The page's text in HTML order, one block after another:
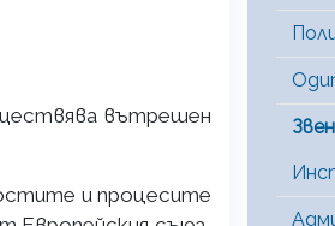
вътрешен
и процесите